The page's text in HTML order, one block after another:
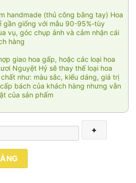
handmade (thủ công bằng tay) Hoa
gần giống với mẫu 90-95%-tùy
vụ, góc chụp ảnh và cảm nhận cái
hàng
giao hoa gấp, hoặc các loại hoa
Nguyệt Hỷ sẽ thay thế loại hoa
như: màu sắc, kiểu dáng, giá trị
bách của khách hàng nhưng vẫn
của sản phẩm